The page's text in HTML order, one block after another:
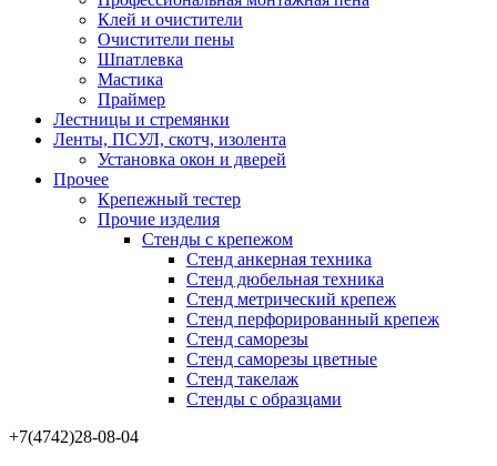
Клей и очистители
Очистители пены
Шпатлевка
Мастика
Праймер
Лестницы и стремянки
Ленты, ПСУЛ, скотч, изолента
Установка окон и дверей
Прочее
Крепежный тестер
Прочие изделия
Стенды с крепежом
Стенд анкерная техника
Стенд дюбельная техника
Стенд метрический крепеж
Стенд перфорированный крепеж
Стенд саморезы
Стенд саморезы цветные
Стенд такелаж
Стенды с образцами
+7(4742)28-08-04